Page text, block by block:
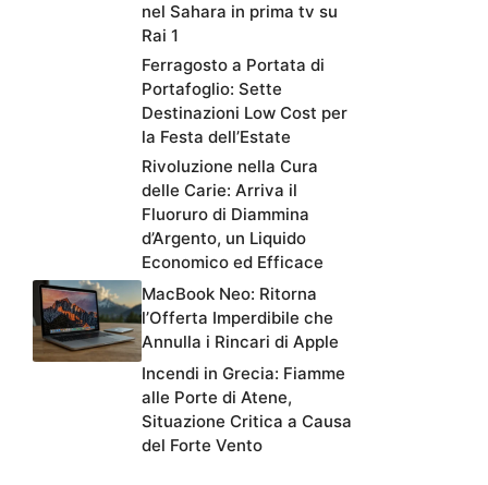
nel Sahara in prima tv su
Rai 1
Ferragosto a Portata di
Portafoglio: Sette
Destinazioni Low Cost per
la Festa dell’Estate
Rivoluzione nella Cura
delle Carie: Arriva il
Fluoruro di Diammina
d’Argento, un Liquido
Economico ed Efficace
MacBook Neo: Ritorna
l’Offerta Imperdibile che
Annulla i Rincari di Apple
Incendi in Grecia: Fiamme
alle Porte di Atene,
Situazione Critica a Causa
del Forte Vento